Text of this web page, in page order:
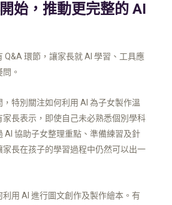
始，推動更完整的 AI
Q&A 環節，讓家長就 AI 學習、工具應
。
特別關注如何利用 AI 為子女製作溫
家長表示，即使自己未必熟悉個別學科
AI 協助子女整理重點、準備練習及針
長在孩子的學習過程中仍然可以出一
用 AI 進行圖文創作及製作繪本。有